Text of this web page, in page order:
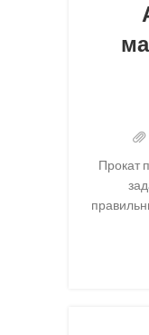
Прокат